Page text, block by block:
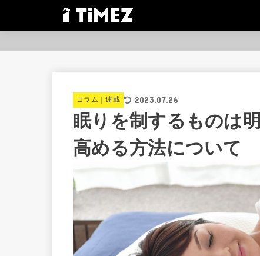
コラム｜連載 2023.07.26
眠りを制するものは
高める方法について